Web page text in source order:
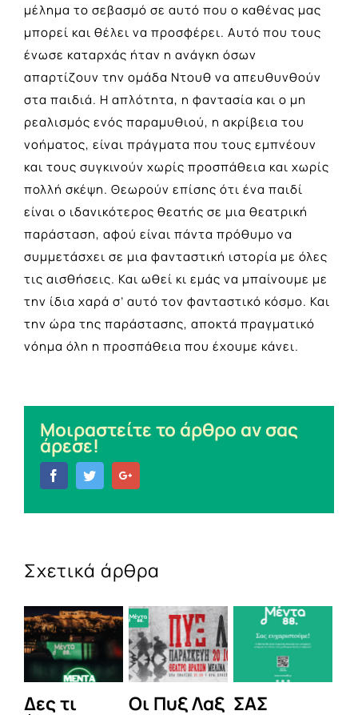
μέλημα το σεβασμό σε αυτό που ο καθένας μας
μπορεί και θέλει να προσφέρει. Αυτό που τους
ένωσε καταρχάς ήταν η ανάγκη όσων
απαρτίζουν την ομάδα Ντουθ να απευθυνθούν
στα παιδιά. Η απλότητα, η φαντασία και ο μη
ρεαλισμός ενός παραμυθιού, η ακρίβεια του
νοήματος, είναι πράγματα που τους εμπνέουν
και τους συγκινούν χωρίς προσπάθεια και χωρίς
πολλή σκέψη. Θεωρούν επίσης ότι ένα παιδί
είναι ο ιδανικότερος θεατής σε μια θεατρική
παράσταση, αφού είναι πάντα πρόθυμο να
συμμετάσχει σε μια φανταστική ιστορία με όλες
τις αισθήσεις. Και ωθεί κι εμάς να μπαίνουμε με
την ίδια χαρά σ’ αυτό τον φανταστικό κόσμο. Και
την ώρα της παράστασης, αποκτά πραγματικό
νόημα όλη η προσπάθεια που έχουμε κάνει.
Μοιραστείτε το άρθρο αν σας
άρεσε!
FacebookTwitter
Σχετικά άρθρα
Οι Πυξ Λαξ ΣΑΣ